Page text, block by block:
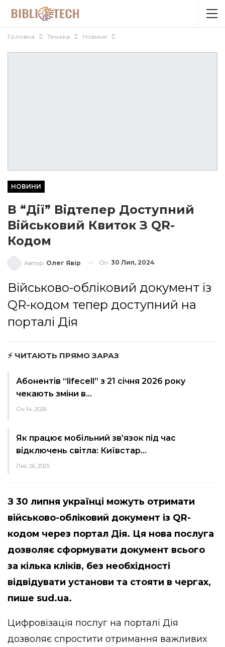
Головна Техніка Новини
НОВИНИ
В “Дії” Відтепер Доступний
Військовий Квиток З QR-
Кодом
Автор Олег Явір On 30 Лип, 2024
Військово-обліковий документ із
QR-кодом тепер доступний на
порталі Дія
⚡ ЧИТАЮТЬ ПРЯМО ЗАРАЗ
Абонентів “lifecell” з 21 січня 2026 року
чекають зміни в…
Січ 14, 2026
Як працює мобільний зв’язок під час
відключень світла: Київстар…
Лис 26, 2025
З 30 липня українці можуть отримати
військово-обліковий документ із QR-
кодом через портал Дія. Ця нова послуга
дозволяє сформувати документ всього
за кілька кліків, без необхідності
відвідувати установи та стояти в чергах,
пише sud.ua.
Цифровізація послуг на порталі Дія
дозволяє спростити отримання важливих